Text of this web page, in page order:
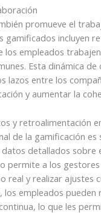
promueve el
gamificados incluyen
los empleados
Esta dinámica de
lazos entre los
y aumentar la
y retroalimentación
de la gamificación es
detallados sobre
permite a los
real y realizar ajustes
los empleados pueden
lo que les